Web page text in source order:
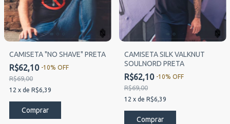
CAMISETA "NO SHAVE" PRETA
R$62,10 -10% OFF
R$69,00
12 x de R$6,39
Comprar
CAMISETA SILK VALKNUT
SOULNORD PRETA
R$62,10 -10% OFF
R$69,00
12 x de R$6,39
Comprar